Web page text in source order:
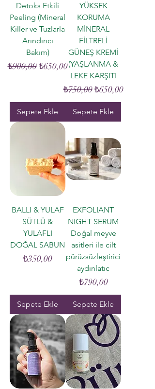
Detoks Etkili
Peeling (Mineral
Killer ve Tuzlarla
Arındırıcı
Bakım)
Normal Fiyat
₺900,00 İndirimli Fiyat
₺650,00
Sepete Ekle
YÜKSEK
KORUMA
MİNERAL
FİLTRELİ
GÜNEŞ KREMİ
(YAŞLANMA &
LEKE KARŞITI
Normal Fiyat
₺750,00 İndirimli Fiyat
₺650,00
Sepete Ekle
BALLI & YULAF
SÜTLÜ &
YULAFLI
DOĞAL SABUN
Fiyat
₺350,00
Sepete Ekle
EXFOLIANT
NIGHT SERUM
Doğal meyve
asitleri ile cilt
pürüzsüzleştirici
aydınlatıc
Fiyat
₺790,00
Sepete Ekle